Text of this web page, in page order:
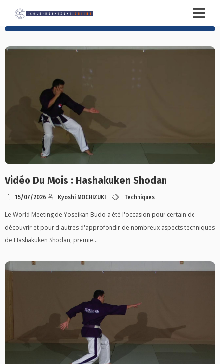
Vidéo Du Mois : Hashakuken Shodan
15/07/2026 Kyoshi MOCHIZUKI Techniques
Le World Meeting de Yoseikan Budo a été l'occasion pour certain de
découvrir et pour d'autres d'approfondir de nombreux aspects techniques
de Hashakuken Shodan, premie...